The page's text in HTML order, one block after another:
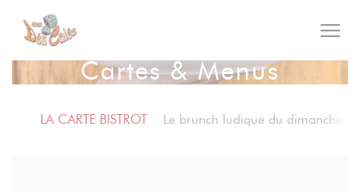
Personnalisation de vos choix en matière de cookies
Cartes & Menus
LA CARTE BISTROT Le brunch ludique du dimanche